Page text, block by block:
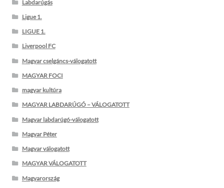
Labdarúgás
Ligue 1.
LIGUE 1.
Liverpool FC
Magyar cselgáncs-válogatott
MAGYAR FOCI
magyar kultúra
MAGYAR LABDARÚGÓ – VÁLOGATOTT
Magyar labdarúgó-válogatott
Magyar Péter
Magyar válogatott
MAGYAR VÁLOGATOTT
Magyarország